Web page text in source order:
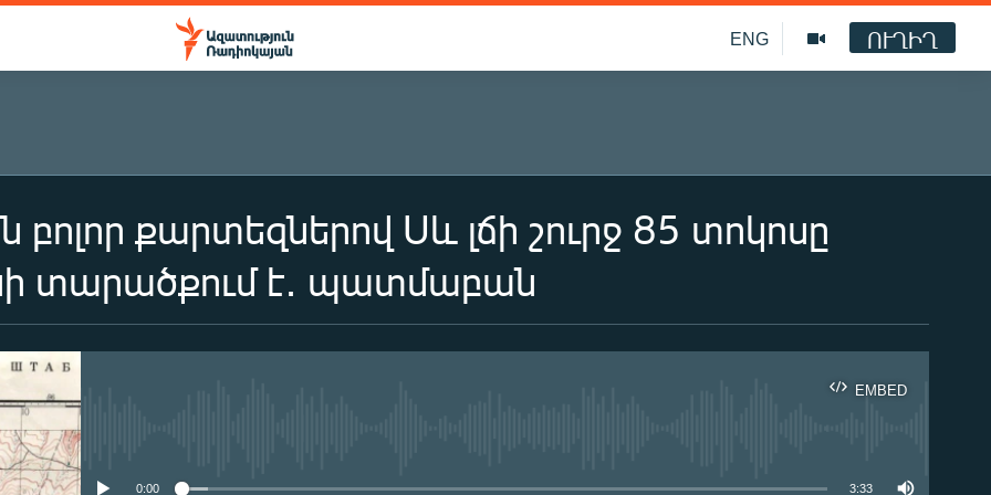
ENG ՈՒՂԻՂ
բոլոր քարտեզներով Սև լճի շուրջ 85 տոկոսը
տարածքում է․ պատմաբան
EMBED
0:00 3:33